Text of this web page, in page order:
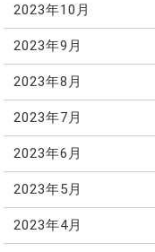
2023年10月
2023年9月
2023年8月
2023年7月
2023年6月
2023年5月
2023年4月